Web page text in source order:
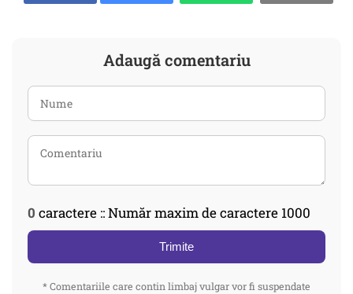
Adaugă comentariu
0 caractere :: Număr maxim de caractere 1000
Trimite
* Comentariile care contin limbaj vulgar vor fi suspendate